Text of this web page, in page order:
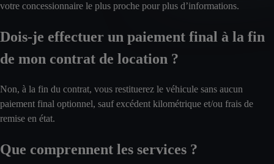
votre concessionnaire le plus proche pour plus d’informations.
Dois-je effectuer un paiement final à la fin
de mon contrat de location ?
Non, à la fin du contrat, vous restituerez le véhicule sans aucun
paiement final optionnel, sauf excédent kilométrique et/ou frais de
remise en état.
Que comprennent les services ?